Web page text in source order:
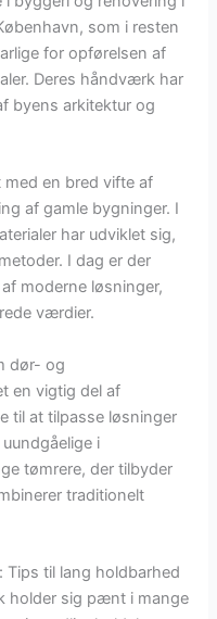
som i resten
for opførelsen af
Deres håndværk har
byens arkitektur og
en bred vifte af
af gamle bygninger. I
har udviklet sig,
I dag er der
moderne løsninger,
værdier.
dør- og
en vigtig del af
til at tilpasse løsninger
i
tømrere, der tilbyder
traditionelt
til lang holdbarhed
holder sig pænt i mange